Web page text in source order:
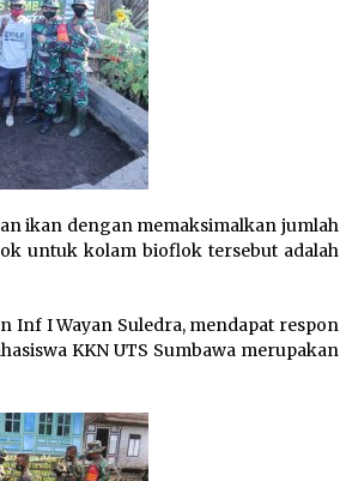
ikan dengan memaksimalkan jumlah
untuk kolam bioflok tersebut adalah
Inf I Wayan Suledra, mendapat respon
KKN UTS Sumbawa merupakan